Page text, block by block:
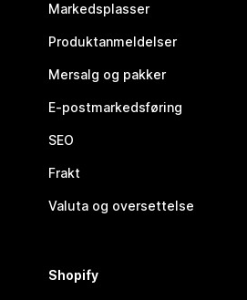
Markedsplasser
Produktanmeldelser
Mersalg og pakker
E-postmarkedsføring
SEO
Frakt
Valuta og oversettelse
Shopify